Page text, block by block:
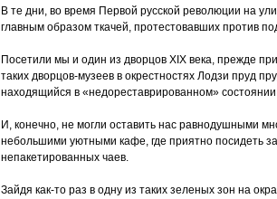
В те дни, во время Первой русской революции на
главным образом ткачей, протестовавших против
Посетили мы и один из дворцов XIX века, прежде
таких дворцов-музеев в окрестностях Лодзи пруд
находящийся в «недореставрированном»
И, конечно, не могли оставить нас равнодушными
небольшими уютными кафе, где приятно посидеть
непакетированных чаев.
Зайдя как-то раз в одну из таких зеленых зон на